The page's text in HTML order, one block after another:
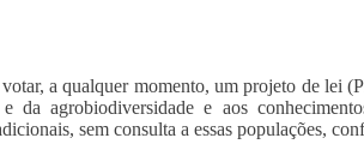
a qualquer momento, um projeto de lei
da agrobiodiversidade e aos
sem consulta a essas populações,